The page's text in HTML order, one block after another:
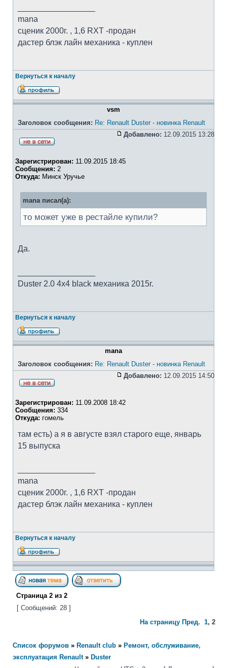
mana
cценик 2000г. , 1,6 RXT -продан
дастер блэк лайн механика - куплен
Вернуться к началу
vsm
Заголовок сообщения: Re: Renault Duster - новинка Renault
Добавлено: 12.09.2015 13:28
Зарегистрирован: 11.09.2015 18:45
Сообщения: 2
Откуда: Минск Уручье
mana писал(а):
то может уже в рестайле купили?
Да.
Duster 2.0 4х4 black механика 2015г.
Вернуться к началу
mana
Заголовок сообщения: Re: Renault Duster - новинка Renault
Добавлено: 12.09.2015 14:50
Зарегистрирован: 11.09.2008 18:42
Сообщения: 334
Откуда: гомель
там есть) а я в августе взял старого еще, январь
15 выпуска
mana
cценик 2000г. , 1,6 RXT -продан
дастер блэк лайн механика - куплен
Вернуться к началу
Страница 2 из 2
[ Сообщений: 28 ]
На страницу Пред. 1, 2
Список форумов » Renault club » Ремонт, обслуживание,
эксплуатация Renault» Duster